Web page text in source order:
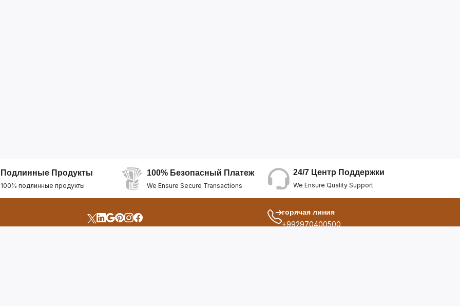
Подлинные Продукты
100% подлинные продукты
100% Безопасный Платеж
We Ensure Secure Transactions
24/7 Центр Поддержки
We Ensure Quality Support
горячая линия
+992970400500